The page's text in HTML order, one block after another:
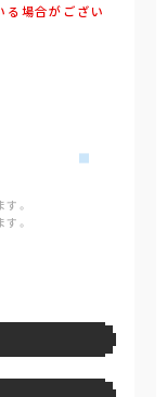
る場合がござい
。
。